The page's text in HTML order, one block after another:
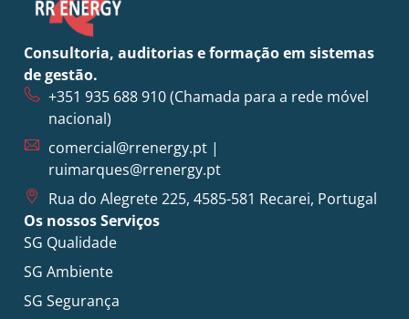
Consultoria, auditorias e formação em sistemas
de gestão.
+351 935 688 910(Chamada para a rede móvel
nacional)
comercial@rrenergy.pt |
ruimarques@rrenergy.pt
Rua do Alegrete 225, 4585-581 Recarei, Portugal
Os nossos Serviços
SG Qualidade
SG Ambiente
SG Segurança